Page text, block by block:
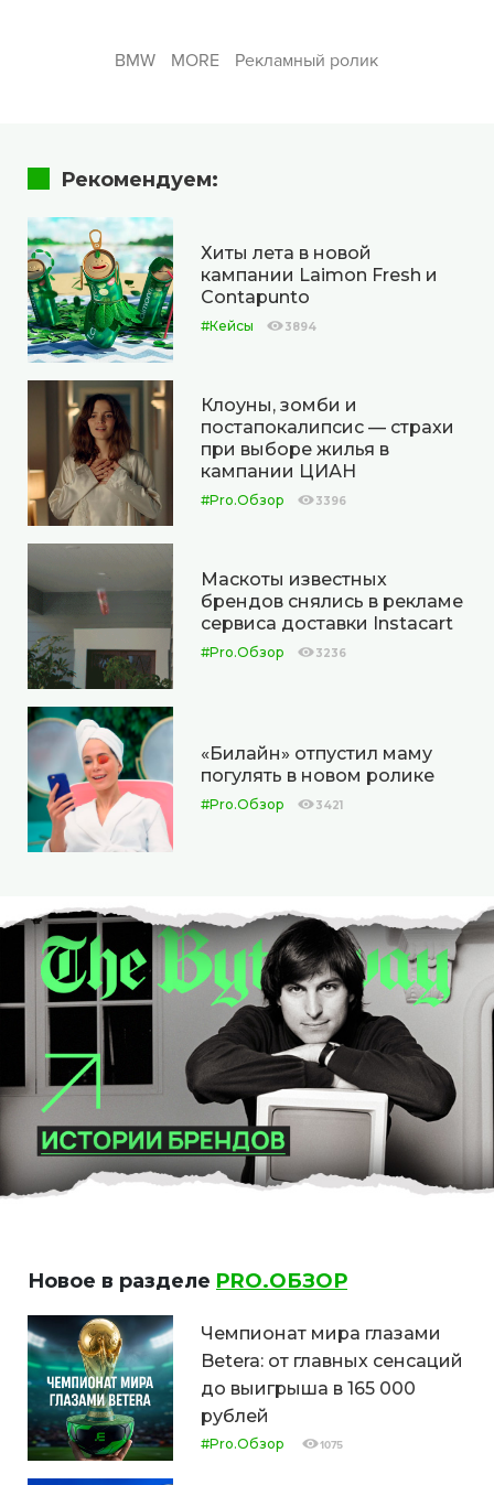
BMW MORE Рекламный ролик
Рекомендуем:
Хиты лета в новой
кампании Laimon Fresh и
Contapunto
#Кейсы 3894
Клоуны, зомби и
постапокалипсис — страхи
при выборе жилья в
кампании ЦИАН
#Pro.Обзор 3396
Маскоты известных
брендов снялись в рекламе
сервиса доставки Instacart
#Pro.Обзор 3236
«Билайн» отпустил маму
погулять в новом ролике
#Pro.Обзор 3421
Новое в разделе PRO.ОБЗОР
Чемпионат мира глазами
Betera: от главных сенсаций
до выигрыша в 165 000
рублей
#Pro.Обзор 1075